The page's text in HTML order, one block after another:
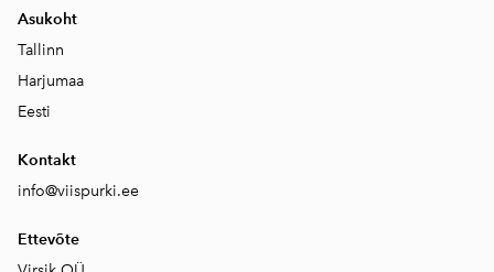
Asukoht
Tallinn
Harjumaa
Eesti
Kontakt
info@viispurki.ee
Ettevõte